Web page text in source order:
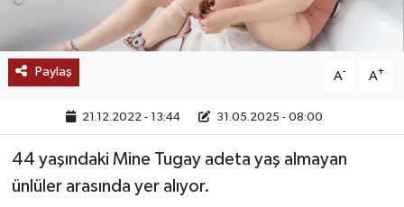
Paylaş A- A+
21.12.2022 - 13:44 31.05.2025 - 08:00
44 yaşındaki Mine Tugay adeta yaş almayan
ünlüler arasında yer alıyor.
BÖLGE
KEŞFET
POPÜLER
DÜNYA